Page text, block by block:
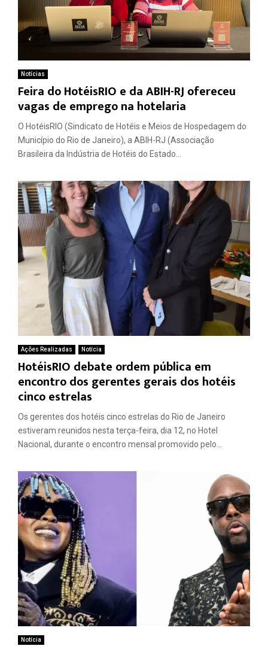
Notícias
Feira do HotéisRIO e da ABIH-RJ ofereceu
vagas de emprego na hotelaria
O HotéisRIO (Sindicato de Hotéis e Meios de Hospedagem do
Município do Rio de Janeiro), a ABIH-RJ (Associação
Brasileira da Indústria de Hotéis do Estado...
Ações Realizadas Notícia
HotéisRIO debate ordem pública em
encontro dos gerentes gerais dos hotéis
cinco estrelas
Os gerentes dos hotéis cinco estrelas do Rio de Janeiro
estiveram reunidos nesta terça-feira, dia 12, no Hotel
Nacional, durante o encontro mensal promovido pelo...
Notícia